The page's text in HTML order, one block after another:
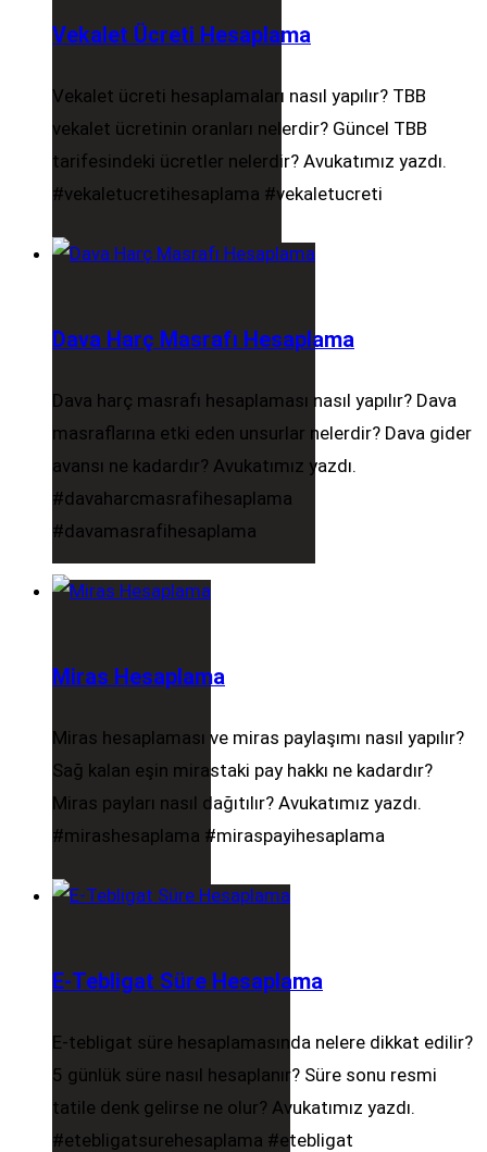
Vekalet Ücreti Hesaplama
Vekalet ücreti hesaplamaları nasıl yapılır? TBB
vekalet ücretinin oranları nelerdir? Güncel TBB
tarifesindeki ücretler nelerdir? Avukatımız yazdı.
#vekaletucretihesaplama #vekaletucreti
Dava Harç Masrafı Hesaplama
Dava harç masrafı hesaplaması nasıl yapılır? Dava
masraflarına etki eden unsurlar nelerdir? Dava gider
avansı ne kadardır? Avukatımız yazdı.
#davaharcmasrafihesaplama
#davamasrafihesaplama
Miras Hesaplama
Miras hesaplaması ve miras paylaşımı nasıl yapılır?
Sağ kalan eşin mirastaki pay hakkı ne kadardır?
Miras payları nasıl dağıtılır? Avukatımız yazdı.
#mirashesaplama #miraspayihesaplama
E-Tebligat Süre Hesaplama
E-tebligat süre hesaplamasında nelere dikkat edilir?
5 günlük süre nasıl hesaplanır? Süre sonu resmi
tatile denk gelirse ne olur? Avukatımız yazdı.
#etebligatsurehesaplama #etebligat